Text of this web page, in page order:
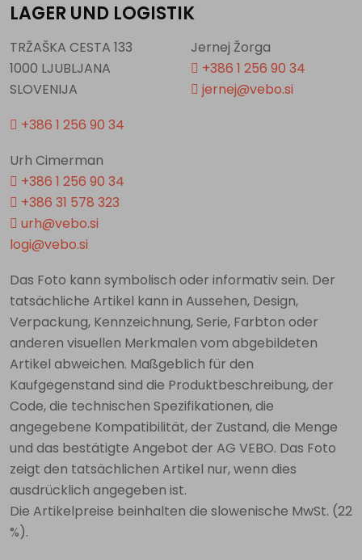
LAGER UND LOGISTIK
TRŽAŠKA CESTA 133
1000 LJUBLJANA
SLOVENIJA
+386 1 256 90 34
Urh Cimerman
+386 1 256 90 34
+386 31 578 323
urh@vebo.si
logi@vebo.si
Jernej Žorga
+386 1 256 90 34
jernej@vebo.si
Das Foto kann symbolisch oder informativ sein. Der
tatsächliche Artikel kann in Aussehen, Design,
Verpackung, Kennzeichnung, Serie, Farbton oder
anderen visuellen Merkmalen vom abgebildeten
Artikel abweichen. Maßgeblich für den
Kaufgegenstand sind die Produktbeschreibung, der
Code, die technischen Spezifikationen, die
angegebene Kompatibilität, der Zustand, die Menge
und das bestätigte Angebot der AG VEBO. Das Foto
zeigt den tatsächlichen Artikel nur, wenn dies
ausdrücklich angegeben ist.
Die Artikelpreise beinhalten die slowenische MwSt. (22
%).